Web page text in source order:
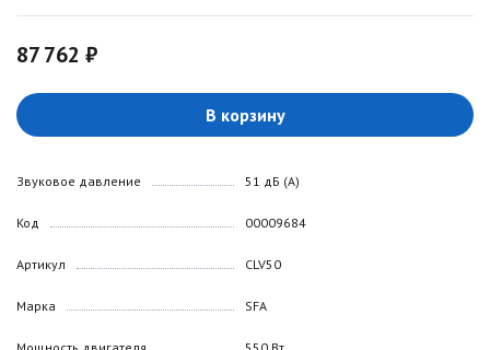
87 762 ₽
В корзину
Звуковое давление
Код
Артикул
Марка
51 дБ (А)
00009684
CLV50
SFA